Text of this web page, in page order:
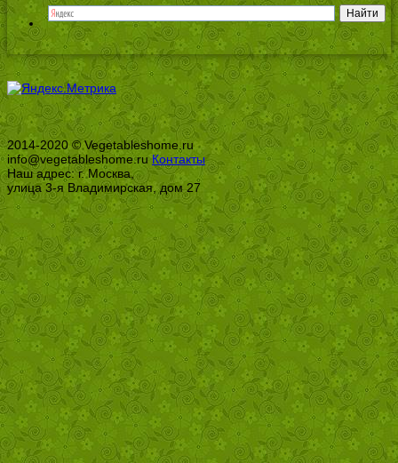
2014-2020 © Vegetableshome.ru
info@vegetableshome.ruКонтакты
Наш адрес: г. Москва,
улица 3-я Владимирская, дом 27